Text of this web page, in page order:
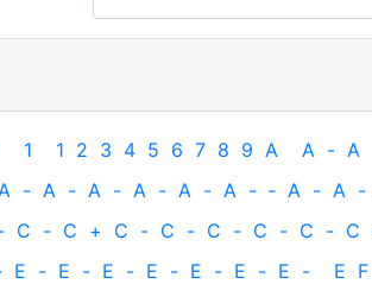
1 1 2 3 4 5 6 7 8 9 A A - A
- A - A - A - A - A - ‐ A - A -
C - C + C - C - C - C - C - C
E - E - E - E - E - E - E - E F